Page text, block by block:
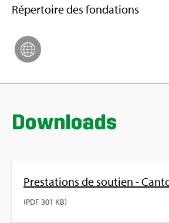
Réper­toire des fon­da­tions
Down­loads
Pres­ta­tions de sou­tien -
(PDF 301 KB)